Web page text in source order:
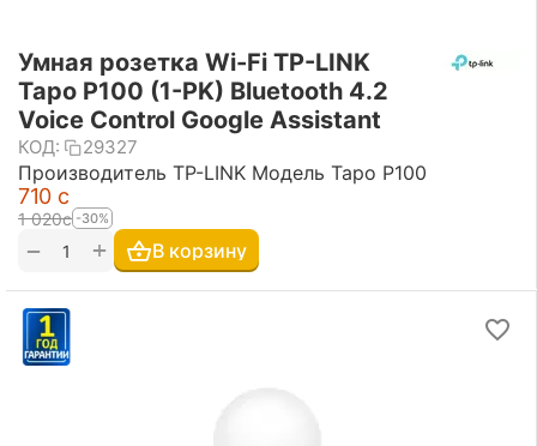
Умная розетка Wi-Fi TP-LINK
Tapo P100 (1-PK) Bluetooth 4.2
Voice Control Google Assistant
КОД: 29327
Производитель TP-LINK Модель Tapo P100
‍710‍ с
1 020с -30%
+
− В корзину